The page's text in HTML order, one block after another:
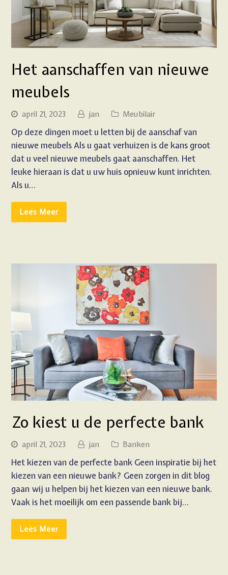
Het aanschaffen van nieuwe
meubels
april 21, 2023 jan Meubilair
Op deze dingen moet u letten bij de aanschaf van
nieuwe meubels Als u gaat verhuizen is de kans groot
dat u veel nieuwe meubels gaat aanschaffen. Het
leuke hieraan is dat u uw huis opnieuw kunt inrichten.
Als u…
Lees Meer
Zo kiest u de perfecte bank
april 21, 2023 jan Banken
Het kiezen van de perfecte bank Geen inspiratie bij het
kiezen van een nieuwe bank? Geen zorgen in dit blog
gaan wij u helpen bij het kiezen van een nieuwe bank.
Vaak is het moeilijk om een passende bank bij…
Lees Meer